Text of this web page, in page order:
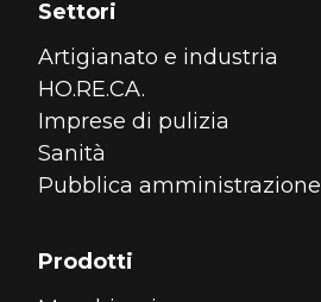
Settori
Artigianato e industria
HO.RE.CA.
Imprese di pulizia
Sanità
Pubblica amministrazione
Prodotti